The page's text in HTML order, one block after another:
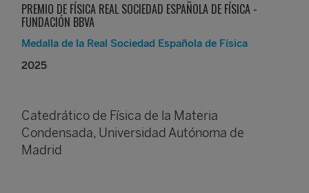
PREMIO DE FÍSICA REAL SOCIEDAD ESPAÑOLA DE FÍSICA -
FUNDACIÓN BBVA
Medalla de la Real Sociedad Española de Física
2025
Catedrático de Física de la Materia
Condensada, Universidad Autónoma de
Madrid